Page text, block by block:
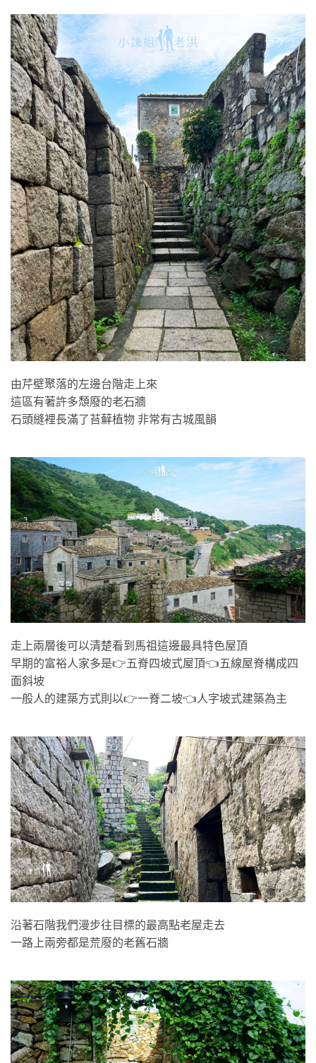
由芹壁聚落的左邊台階走上來
這區有著許多頹廢的老石牆
石頭縫裡長滿了苔蘚植物 非常有古城風韻
走上兩層後可以清楚看到馬祖這邊最具特色屋頂
早期的富裕人家多是👉五脊四坡式屋頂👈五線屋脊構成四
面斜坡
一般人的建築方式則以👉一脊二坡👈人字坡式建築為主
沿著石階我們漫步往目標的最高點老屋走去
一路上兩旁都是荒廢的老舊石牆